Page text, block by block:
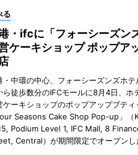
る
・ifcに「フォーシーズンズ
ケーキショップ ポップア
・中環の中心、フォーシーズンズホテ
ら徒歩数分のIFCモールに8月4日、ホ
ケーキショップのポップアップブティ
Seasons Cake Shop Pop-up」（
Podium Level 1, IFC Mall, 8
Central）が期間限定でオープンし